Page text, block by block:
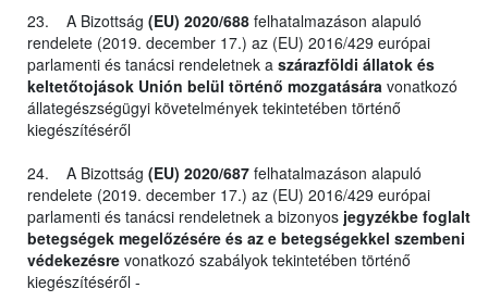
23. A Bizottság (EU) 2020/688 felhatalmazáson alapuló
rendelete (2019. december 17.) az (EU) 2016/429 európai
parlamenti és tanácsi rendeletnek a szárazföldi állatok és
keltetőtojások Unión belül történő mozgatására vonatkozó
állategészségügyi követelmények tekintetében történő
kiegészítéséről
24. A Bizottság (EU) 2020/687 felhatalmazáson alapuló
rendelete (2019. december 17.) az (EU) 2016/429 európai
parlamenti és tanácsi rendeletnek a bizonyos jegyzékbe foglalt
betegségek megelőzésére és az e betegségekkel szembeni
védekezésre vonatkozó szabályok tekintetében történő
kiegészítéséről -